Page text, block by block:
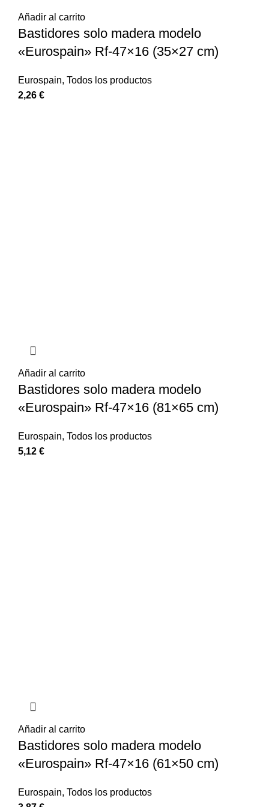
Añadir al carrito
Bastidores solo madera modelo
«Eurospain» Rf-47×16 (35×27 cm)
Eurospain, Todos los productos
2,26 €
Añadir al carrito
Bastidores solo madera modelo
«Eurospain» Rf-47×16 (81×65 cm)
Eurospain, Todos los productos
5,12 €
Añadir al carrito
Bastidores solo madera modelo
«Eurospain» Rf-47×16 (61×50 cm)
Eurospain, Todos los productos